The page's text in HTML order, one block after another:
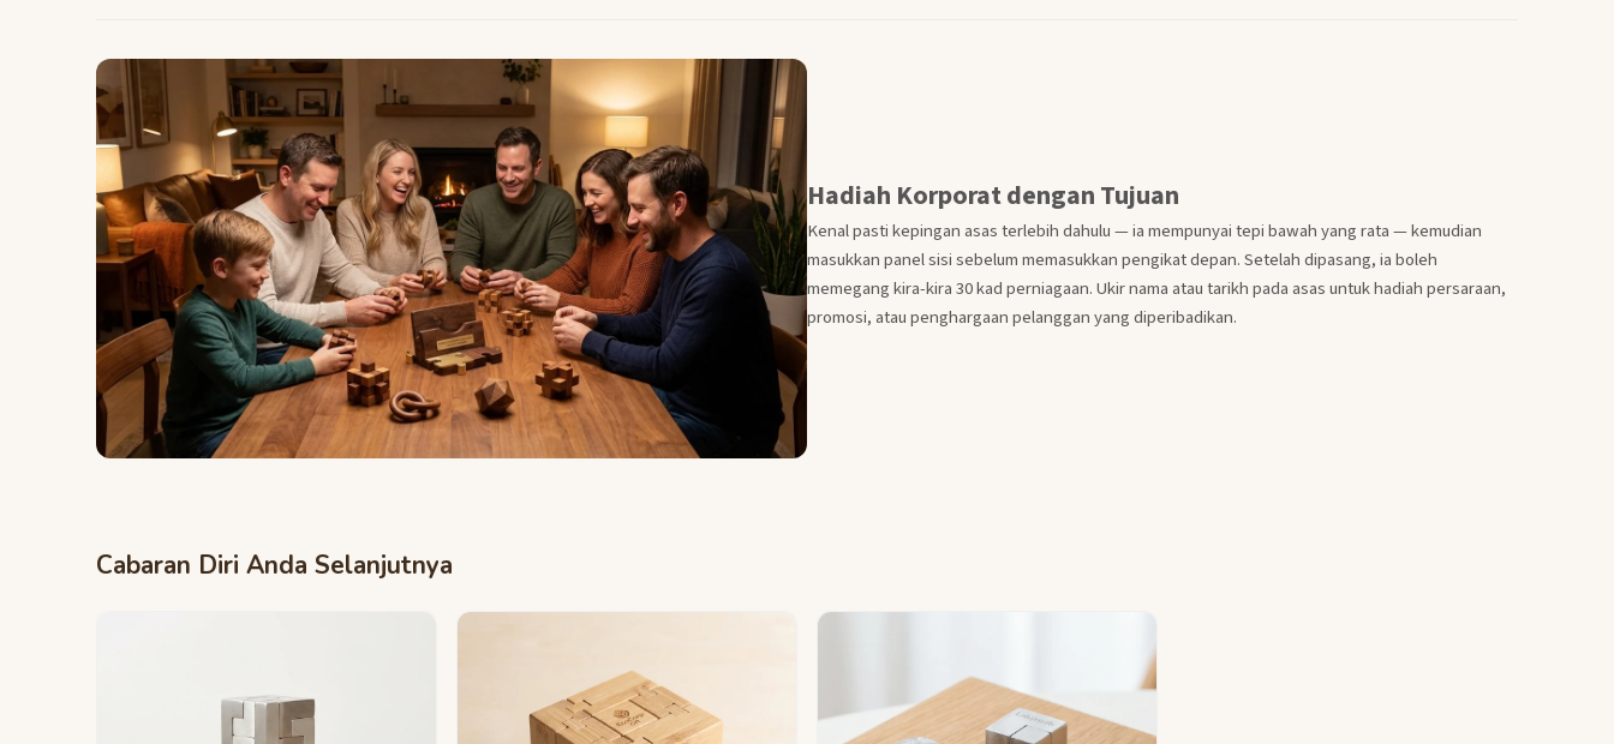
Hadiah Korporat dengan Tujuan
Kenal pasti kepingan asas terlebih dahulu — ia mempunyai tepi bawah yang rata — kemudian
masukkan panel sisi sebelum memasukkan pengikat depan. Setelah dipasang, ia boleh
memegang kira-kira 30 kad perniagaan. Ukir nama atau tarikh pada asas untuk hadiah persaraan,
promosi, atau penghargaan pelanggan yang diperibadikan.
Cabaran Diri Anda Selanjutnya